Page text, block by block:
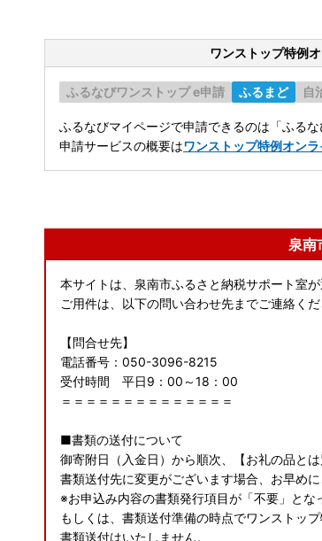
ワンストップ特例
ふるなびワンストップ e申請 ふるまど 自
ふるなびマイページで申請できるのは「ふるな
申請サービスの概要はワンストップ特例オン
泉南
本サイトは、泉南市ふるさと納税サポート室が
ご用件は、以下の問い合わせ先までご連絡くだ
【問合せ先】
電話番号：050-3096-8215
受付時間 平日9：00～18：00
＝＝＝＝＝＝＝＝＝＝＝＝＝＝
■書類の送付について
御寄附日（入金日）から順次、【お礼の品とは
書類送付先に変更がございます場合、お早めに
※お申込み内容の書類発行項目が「不要」とな
もしくは、書類送付準備の時点でワンストッ
書類送付はいたしません。